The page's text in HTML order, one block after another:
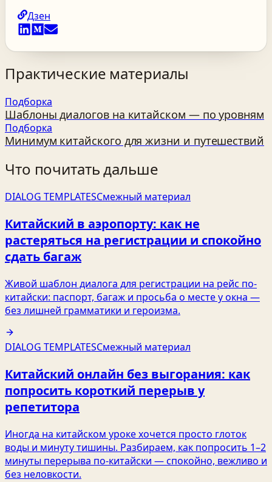
Дзен
Практические материалы
Подборка
Шаблоны диалогов на китайском — по уровням
Подборка
Минимум китайского для жизни и путешествий
Что почитать дальше
DIALOG TEMPLATESСмежный материал
Китайский в аэропорту: как не
растеряться на регистрации и спокойно
сдать багаж
Живой шаблон диалога для регистрации на рейс по-
китайски: паспорт, багаж и просьба о месте у окна —
без лишней грамматики и героизма.
DIALOG TEMPLATESСмежный материал
Китайский онлайн без выгорания: как
попросить короткий перерыв у
репетитора
Иногда на китайском уроке хочется просто глоток
воды и минуту тишины. Разбираем, как попросить 1–2
минуты перерыва по‑китайски — спокойно, вежливо и
без неловкости.